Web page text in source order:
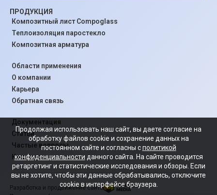
ПРОДУКЦИЯ
Композитный лист Compoglass
Теплоизоляция паростекло
Композитная арматура
Области применения
О компании
Карьера
Обратная связь
Документация
Статьи
Частые вопросы
Контакты
Разработка и продвижение сайта
Продолжая использовать наш сайт, вы даете согласие на
обработку файлов cookie и сохранение данных на
постоянном сайте и согласны сполитикой
конфиденциальности данного сайта. На сайте проводится
ретаргетинг и статистические исследования и обзоры. Если
вы не хотите, чтобы эти данные обрабатывались, отключите
cookie в интерфейсе браузера.